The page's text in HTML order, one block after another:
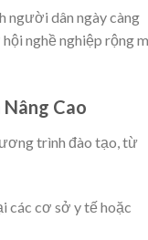
người dân ngày càng
nghề nghiệp rộng
Cao
trình đào tạo, từ
các cơ sở y tế hoặc